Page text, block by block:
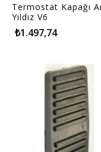
Termostat Kapağı
Yıldız V6
₺1.497,74